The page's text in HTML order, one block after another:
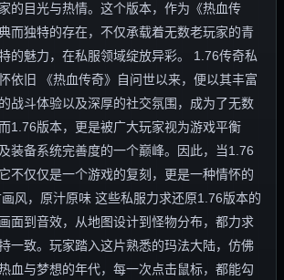
的目光与热情。这个版本，作为《热血传
而独特的存在，不仅承载着无数老玩家的青
的魅力，在私服领域绽放异彩。 1.76传奇私
依旧 《热血传奇》自问世以来，便以其丰富
战斗体验以及深厚的社交氛围，成为了无数
1.76版本，更是被广大玩家视为游戏平衡
装备系统完善度的一个巅峰。因此，当1.76
不仅仅是一个游戏的复刻，更是一种情怀的
风，原汁原味 这些私服力求还原1.76版本的
面到音效，从地图设计到怪物分布，都力求
一致。玩家踏入这片熟悉的玛法大陆，仿佛
血与梦想的年代，每一次点击鼠标，都能勾